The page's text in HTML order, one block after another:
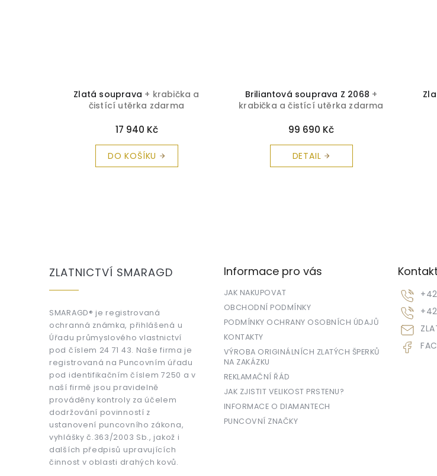
Zlatá souprava + krabička a
čistící utěrka zdarma
17 940 Kč
DO KOŠÍKU
Briliantová souprava Z 2068 +
krabička a čistící utěrka zdarma
99 690 Kč
DETAIL
ZLATNICTVÍ SMARAGD
SMARAGD® je registrovaná
ochranná známka, přihlášená u
Úřadu průmyslového vlastnictví
pod číslem 24 71 43. Naše firma je
registrovaná na Puncovním úřadu
pod identifikačním číslem 7250 a v
naší firmě jsou pravidelně
prováděny kontroly za účelem
dodržování povinností z
ustanovení puncovního zákona,
vyhlášky č.363/2003 Sb., jakož i
dalších předpisů upravujících
činnost v oblasti drahých kovů.
Informace pro vás
JAK NAKUPOVAT
OBCHODNÍ PODMÍNKY
PODMÍNKY OCHRANY OSOBNÍCH ÚDAJŮ
KONTAKTY
VÝROBA ORIGINÁLNÍCH ZLATÝCH ŠPERKŮ
NA ZAKÁZKU
REKLAMAČNÍ ŘÁD
JAK ZJISTIT VELIKOST PRSTENU?
INFORMACE O DIAMANTECH
PUNCOVNÍ ZNAČKY
Kontakt